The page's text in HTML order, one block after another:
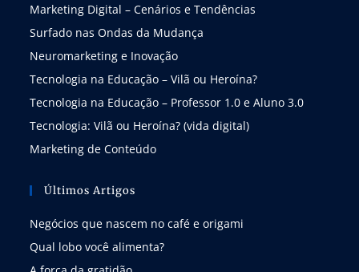
Marketing Digital – Cenários e Tendências
Surfado nas Ondas da Mudança
Neuromarketing e Inovação
Tecnologia na Educação – Vilã ou Heroína?
Tecnologia na Educação – Professor 1.0 e Aluno 3.0
Tecnologia: Vilã ou Heroína? (vida digital)
Marketing de Conteúdo
Últimos Artigos
Negócios que nascem no café e origami
Qual lobo você alimenta?